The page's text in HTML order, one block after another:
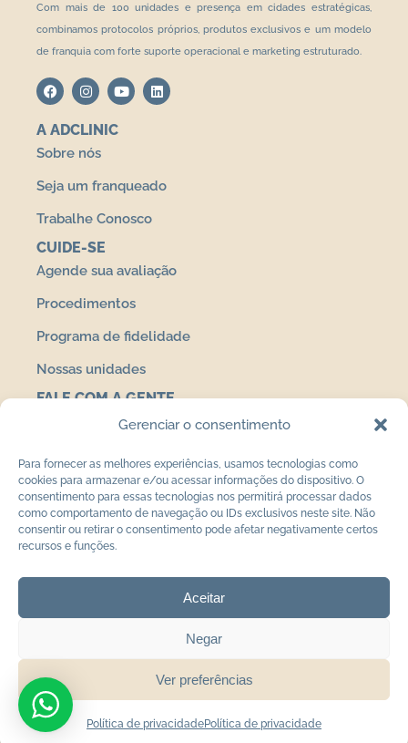
Gerenciar o consentimento
Para fornecer as melhores experiências, usamos tecnologias como
cookies para armazenar e/ou acessar informações do dispositivo. O
consentimento para essas tecnologias nos permitirá processar dados
como comportamento de navegação ou IDs exclusivos neste site. Não
consentir ou retirar o consentimento pode afetar negativamente certos
recursos e funções.
Aceitar
Negar
Ver preferências
Política de privacidadePolítica de privacidade
Com mais de 100 unidades e presença em cidades estratégicas,
combinamos protocolos próprios, produtos exclusivos e um modelo
de franquia com forte suporte operacional e marketing estruturado.
A ADCLINIC
Sobre nós
Seja um franqueado
Trabalhe Conosco
CUIDE-SE
Agende sua avaliação
Procedimentos
Programa de fidelidade
Nossas unidades
FALE COM A GENTE
Termos de uso
Av. Jacob Macanhan, 187 – Loja 06 – Centro,
Pinhais/PR 83324-510 | (41) 99619-6143
SD CLINICA DE ESTETICA LTDA - CNPJ 55.633.562/0001-64
Copyright © 2025 AdClinic. Todos os direitos reservados